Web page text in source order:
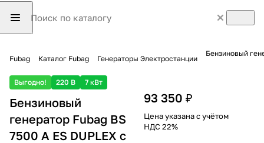
Fubag Каталог Fubag Генераторы Электростанции
Бензиновый
Выгодно! 220 В 7 кВт
Бензиновый
генератор Fubag BS
7500 A ES DUPLEX с
93 350 ₽
Цена указана с учётом
НДС 22%